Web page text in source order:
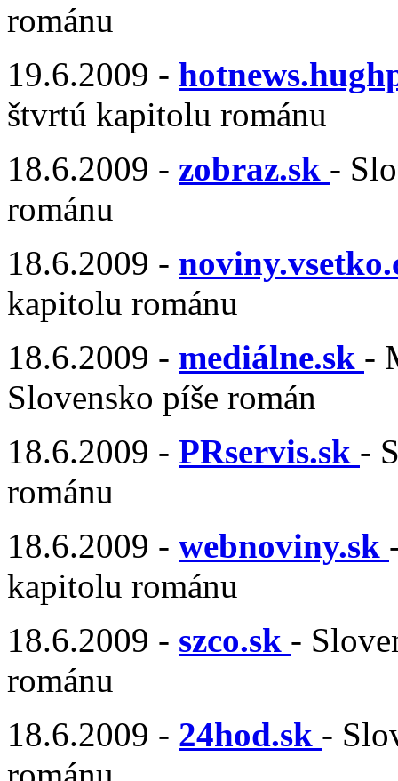
románu
19.6.2009 -
štvrtú kapitolu románu
18.6.2009 - zobraz.sk -
románu
18.6.2009 -
kapitolu románu
18.6.2009 - mediálne.sk -
Slovensko píše román
18.6.2009 - PRservis.sk -
románu
18.6.2009 - webnoviny.sk
kapitolu románu
18.6.2009 - szco.sk -
románu
18.6.2009 - 24hod.sk -